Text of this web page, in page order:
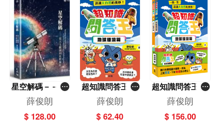
星空解碼－－從
天文觀測到星野
攝影
薛俊朗
$ 128.00
超知識問答王：
地球環境篇
薛俊朗
$ 62.40
超知識問答王：
天文地理篇套裝
（一套2冊）
薛俊朗
$ 156.00